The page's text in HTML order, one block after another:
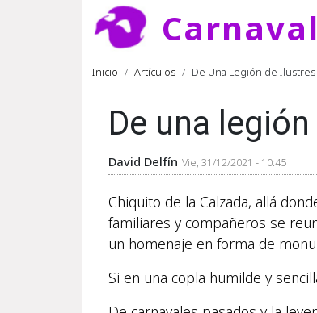
Pasar al contenido principal
Ruta de navegación
Inicio Artículos De Una Legión de
De una
David Delfín Vie, 31/12/2021 - 10:45
Chiquito de la Calzada, allá
familiares y compañeros se
un homenaje en forma de
Si en una copla humilde y